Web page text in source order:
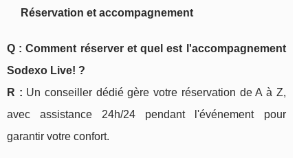
Réservation et accompagnement
Q : Comment réserver et quel est l'accompagnement
Sodexo Live! ?
R : Un conseiller dédié gère votre réservation de A à Z,
avec assistance 24h/24 pendant l'événement pour
garantir votre confort.